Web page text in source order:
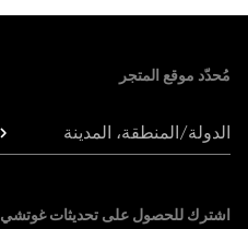
مُحدّد موقع المتجر
الدولة/المنطقة، المدينة
اشترك للحصول على تحديثات غوتشي